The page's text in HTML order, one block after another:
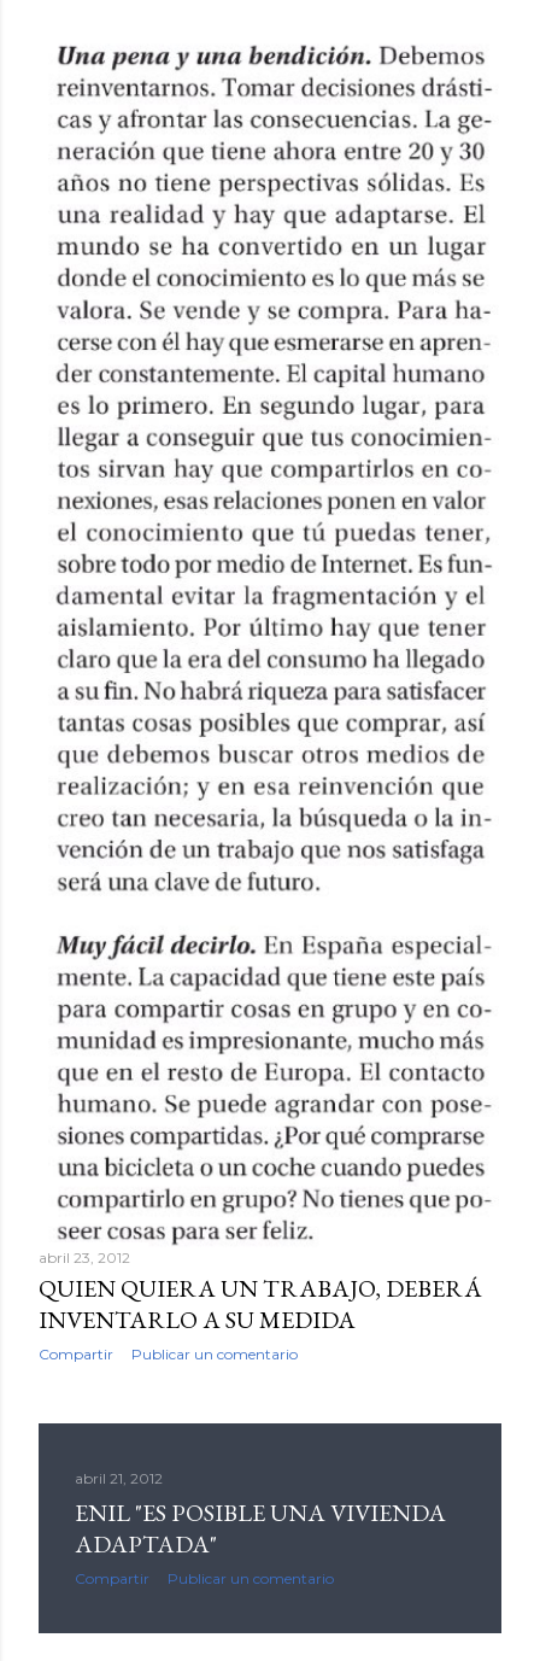
abril 23, 2012
QUIEN QUIERA UN TRABAJO, DEBERÁ
INVENTARLO A SU MEDIDA
Compartir Publicar un comentario
abril 21, 2012
ENIL "ES POSIBLE UNA VIVIENDA
ADAPTADA"
Compartir Publicar un comentario